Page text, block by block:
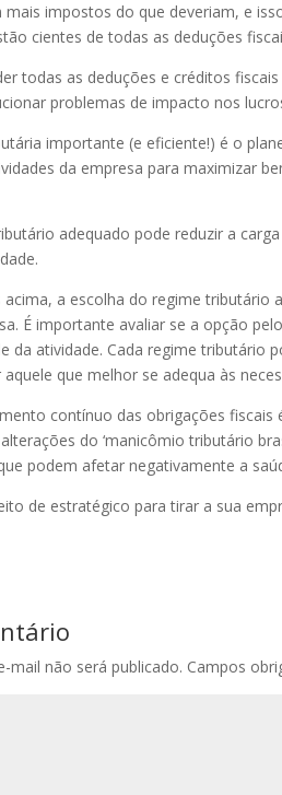
mais impostos do que deveriam, e
cientes de todas as deduções
todas as deduções e créditos
problemas de impacto nos
importante (e eficiente!) é o
da empresa para maximizar
adequado pode reduzir a
a escolha do regime tributário
É importante avaliar se a opção
da atividade. Cada regime tributário
que melhor se adequa às
contínuo das obrigações fiscais
do ‘manicômio tributário
podem afetar negativamente a
de estratégico para tirar a sua
mail não será publicado. Campos